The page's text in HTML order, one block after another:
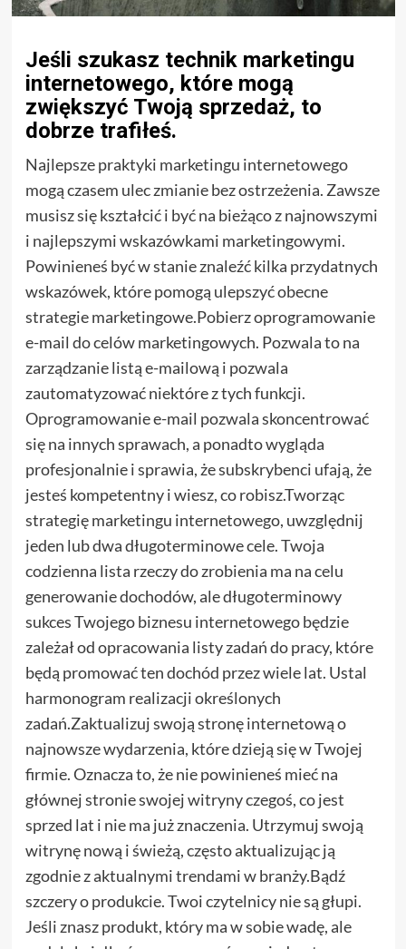
Jeśli szukasz technik marketingu
internetowego, które mogą
zwiększyć Twoją sprzedaż, to
dobrze trafiłeś.
Najlepsze praktyki marketingu internetowego
mogą czasem ulec zmianie bez ostrzeżenia. Zawsze
musisz się kształcić i być na bieżąco z najnowszymi
i najlepszymi wskazówkami marketingowymi.
Powinieneś być w stanie znaleźć kilka przydatnych
wskazówek, które pomogą ulepszyć obecne
strategie marketingowe.Pobierz oprogramowanie
e-mail do celów marketingowych. Pozwala to na
zarządzanie listą e-mailową i pozwala
zautomatyzować niektóre z tych funkcji.
Oprogramowanie e-mail pozwala skoncentrować
się na innych sprawach, a ponadto wygląda
profesjonalnie i sprawia, że ​​subskrybenci ufają, że
jesteś kompetentny i wiesz, co robisz.Tworząc
strategię marketingu internetowego, uwzględnij
jeden lub dwa długoterminowe cele. Twoja
codzienna lista rzeczy do zrobienia ma na celu
generowanie dochodów, ale długoterminowy
sukces Twojego biznesu internetowego będzie
zależał od opracowania listy zadań do pracy, które
będą promować ten dochód przez wiele lat. Ustal
harmonogram realizacji określonych
zadań.Zaktualizuj swoją stronę internetową o
najnowsze wydarzenia, które dzieją się w Twojej
firmie. Oznacza to, że nie powinieneś mieć na
głównej stronie swojej witryny czegoś, co jest
sprzed lat i nie ma już znaczenia. Utrzymuj swoją
witrynę nową i świeżą, często aktualizując ją
zgodnie z aktualnymi trendami w branży.Bądź
szczery o produkcie. Twoi czytelnicy nie są głupi.
Jeśli znasz produkt, który ma w sobie wadę, ale